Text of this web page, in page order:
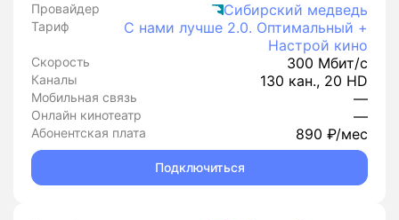
Провайдер Сибирский медведь
Тариф
С нами лучше 2.0. Оптимальный +
Настрой кино
Скорость 300 Мбит/с
Каналы 130 кан., 20 HD
Мобильная связь —
Онлайн кинотеатр —
Абонентская плата 890 ₽/мес
Подключиться